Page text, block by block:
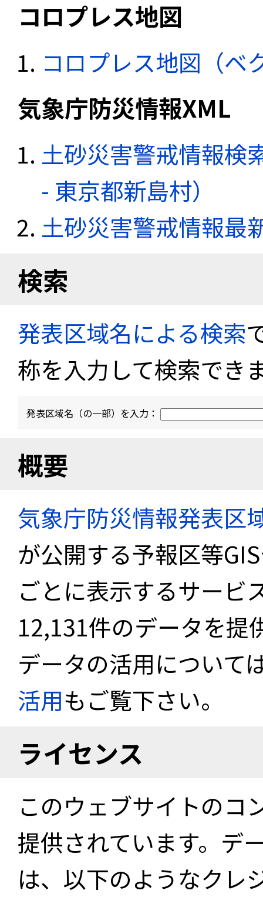
コロプレス地図
コロプレス地図（ベ
気象庁防災情報XML
土砂災害警戒情報検
- 東京都新島村）
土砂災害警戒情報最
検索
発表区域名による検索
称を入力して検索でき
発表区域名（の一部）を入力：
概要
気象庁防災情報発表区
が公開する予報区等
ごとに表示するサービ
12,131件のデータを提
データの活用について
活用もご覧下さい。
ライセンス
このウェブサイトのコ
提供されています。デ
は、以下のようなクレ